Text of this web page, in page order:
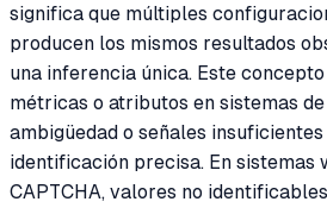
significa que múltiples
producen los mismos resultados
una inferencia única. Este
métricas o atributos en sistemas
ambigüedad o señales
identificación precisa. En sistemas
CAPTCHA, valores no